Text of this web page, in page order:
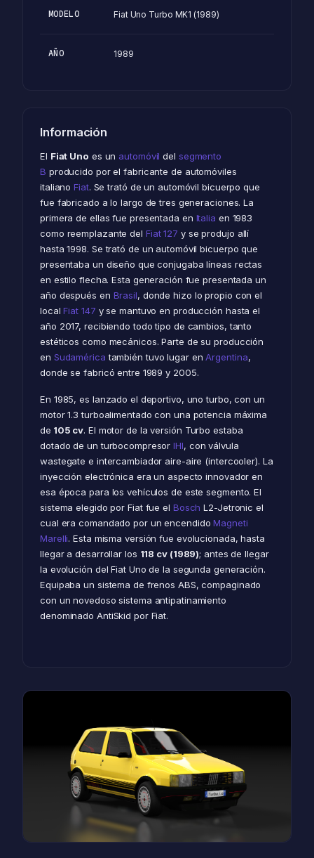
MODELO Fiat Uno Turbo MK1 (1989)
AÑO 1989
Información
El Fiat Uno es un automóvil del segmento
B producido por el fabricante de automóviles
italianoFiat. Se trató de un automóvil bicuerpo que
fue fabricado a lo largo de tres generaciones. La
primera de ellas fue presentada en Italia en 1983
como reemplazante del Fiat 127 y se produjo allí
hasta 1998. Se trató de un automóvil bicuerpo que
presentaba un diseño que conjugaba líneas rectas
en estilo flecha. Esta generación fue presentada un
año después en Brasil, donde hizo lo propio con el
localFiat 147 y se mantuvo en producción hasta el
año 2017, recibiendo todo tipo de cambios, tanto
estéticos como mecánicos. Parte de su producción
en Sudamérica también tuvo lugar enArgentina,
donde se fabricó entre 1989 y 2005.
En 1985, es lanzado el deportivo, uno turbo, con un
motor 1.3 turboalimentado con una potencia máxima
de 105 cv. El motor de la versión Turbo estaba
dotado de un turbocompresorIHI, con válvula
wastegate e intercambiador aire-aire (intercooler). La
inyección electrónica era un aspecto innovador en
esa época para los vehículos de este segmento. El
sistema elegido por Fiat fue el Bosch L2-Jetronic el
cual era comandado por un encendidoMagneti
Marelli. Esta misma versión fue evolucionada, hasta
llegar a desarrollar los 118 cv (1989); antes de llegar
la evolución del Fiat Uno de la segunda generación.
Equipaba un sistema de frenos ABS, compaginado
con un novedoso sistema antipatinamiento
denominado AntiSkid por Fiat.